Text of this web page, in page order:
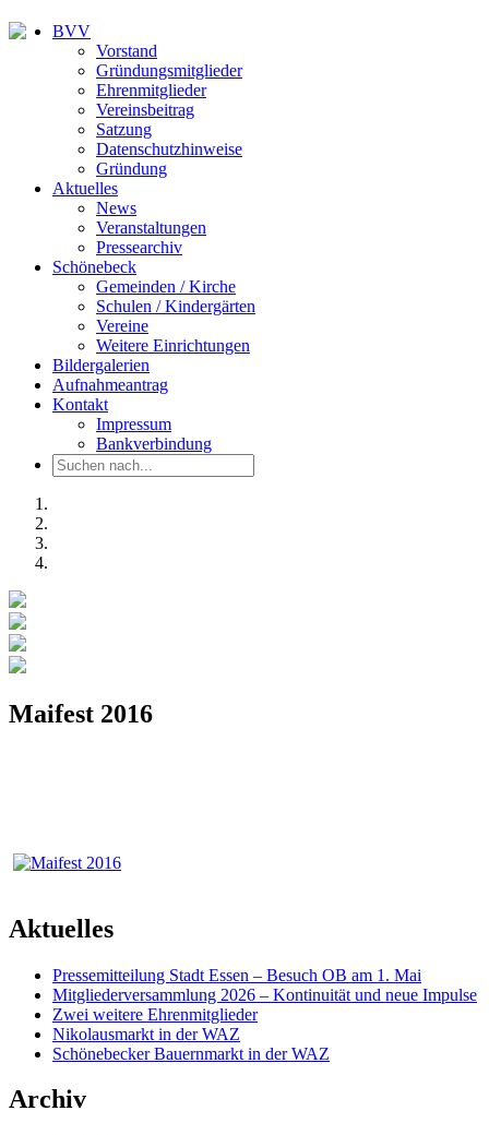
BVV
Vorstand
Gründungsmitglieder
Ehrenmitglieder
Vereinsbeitrag
Satzung
Datenschutzhinweise
Gründung
Aktuelles
News
Veranstaltungen
Pressearchiv
Schönebeck
Gemeinden / Kirche
Schulen / Kindergärten
Vereine
Weitere Einrichtungen
Bildergalerien
Aufnahmeantrag
Kontakt
Impressum
Bankverbindung
Maifest 2016
Aktuelles
Pressemitteilung Stadt Essen – Besuch OB am 1. Mai
Mitgliederversammlung 2026 – Kontinuität und neue Impulse
Zwei weitere Ehrenmitglieder
Nikolausmarkt in der WAZ
Schönebecker Bauernmarkt in der WAZ
Archiv